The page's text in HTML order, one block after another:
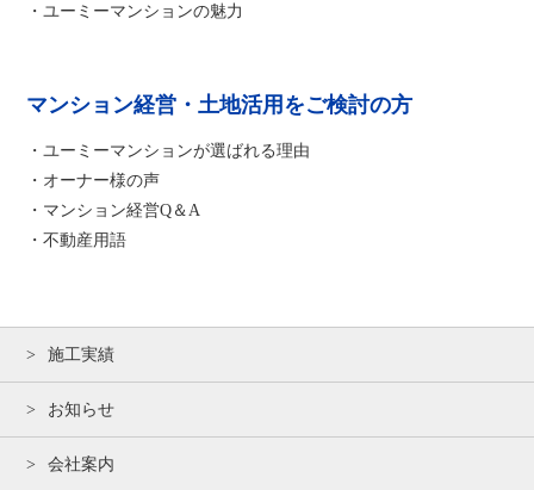
・ユーミーマンションの魅力
マンション経営・土地活用をご検討の方
・ユーミーマンションが選ばれる理由
・オーナー様の声
・マンション経営Q＆A
・不動産用語
施工実績
お知らせ
会社案内